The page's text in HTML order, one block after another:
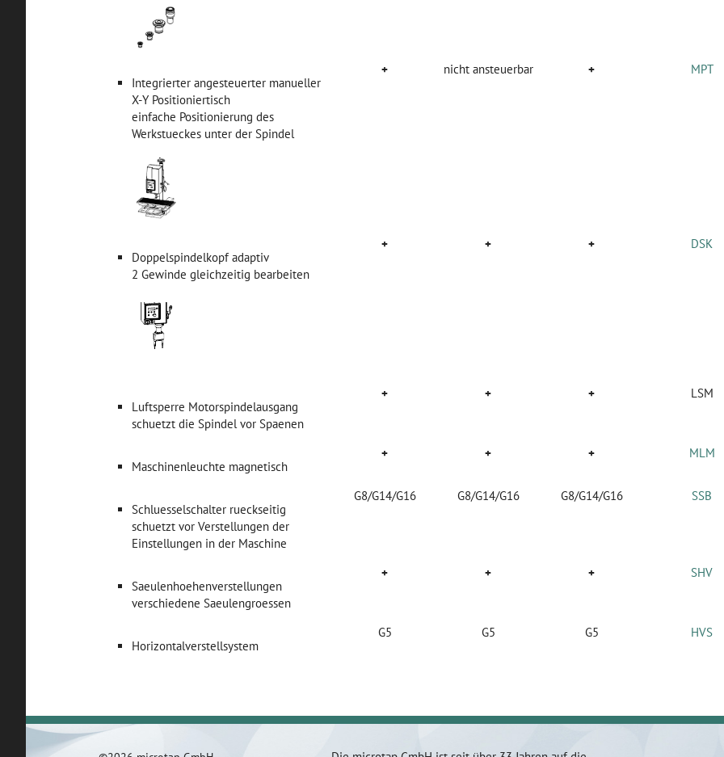
Integrierter angesteuerter manueller
X-Y Positioniertisch
einfache Positionierung des
Werkstueckes unter der Spindel
+ nicht ansteuerbar + MPT
Doppelspindelkopf adaptiv
2 Gewinde gleichzeitig bearbeiten
+ + + DSK
Luftsperre Motorspindelausgang
schuetzt die Spindel vor Spaenen
+ + + LSM
Maschinenleuchte magnetisch
+ + + MLM
Schluesselschalter rueckseitig
schuetzt vor Verstellungen der
Einstellungen in der Maschine
G8/G14/G16 G8/G14/G16 G8/G14/G16 SSB
Saeulenhoehenverstellungen
verschiedene Saeulengroessen
+ + + SHV
Horizontalverstellsystem
G5 G5 G5 HVS